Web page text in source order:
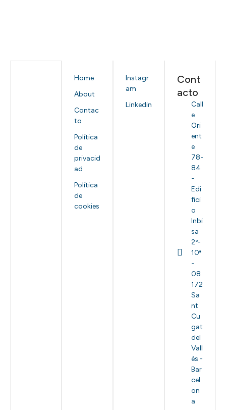
Home
About
Contac
to
Política
de
privacid
ad
Política
de
cookies
Instagr
am
Linkedin
Cont
acto
Call
e
Ori
ent
e
78-
84
-
Edi
fici
o
Inbi
sa
2º-
10ª
-
08
172
Sa
nt
Cu
gat
del
Vall
ès -
Bar
cel
on
a